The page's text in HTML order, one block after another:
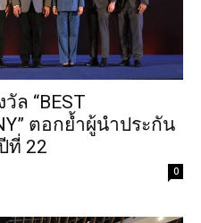
ล “BEST
ตอกย้ำผู้นำประกัน
ที่ 22
0